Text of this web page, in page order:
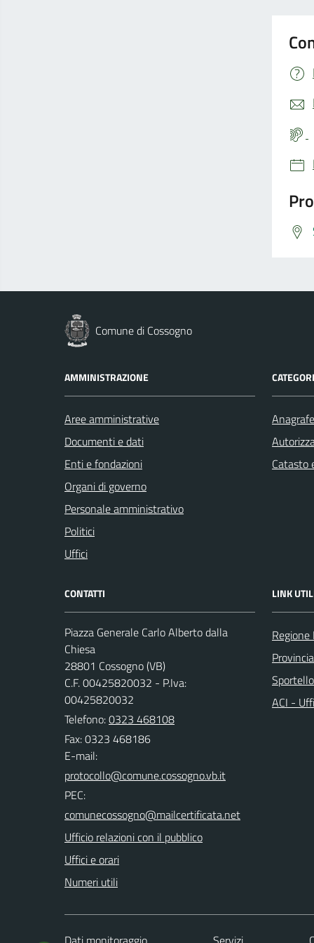
Comune di Cossogno
AMMINISTRAZIONE
Aree amministrative
Documenti e dati
Enti e fondazioni
Organi di governo
Personale amministrativo
Politici
Uffici
Catasto
CONTATTI
Piazza Generale Carlo Alberto dalla
Chiesa
28801 Cossogno (VB)
C.F. 00425820032 - P.Iva:
00425820032
Telefono:0323 468108
Fax: 0323 468186
E-mail:
PEC:
Ufficio relazioni con il pubblico
Uffici e orari
Numeri utili
LINK
ACI -